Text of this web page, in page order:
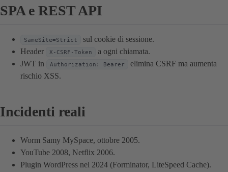
SPA e REST API
SameSite=Strict
sul cookie di sessione.
Header
X-CSRF-Token
a ogni chiamata.
JWT in
Authorization: Bearer
elimina CSRF ma aumenta
rischio XSS.
Incidenti reali
Worm Samy MySpace, ottobre 2005.
YouTube 2008, Netflix 2006.
Plugin WordPress nel 2024 (Forminator, LiteSpeed Cache).